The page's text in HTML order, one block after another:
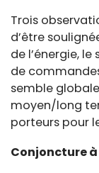
Trois
d’être
de l’énergie,
de
semble
moyen/long
porteurs pour
Conjoncture